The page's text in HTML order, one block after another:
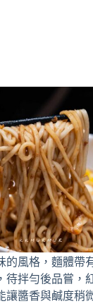
的風格，麵體帶
待拌勻後品嘗，
讓醬香與鹹度稍